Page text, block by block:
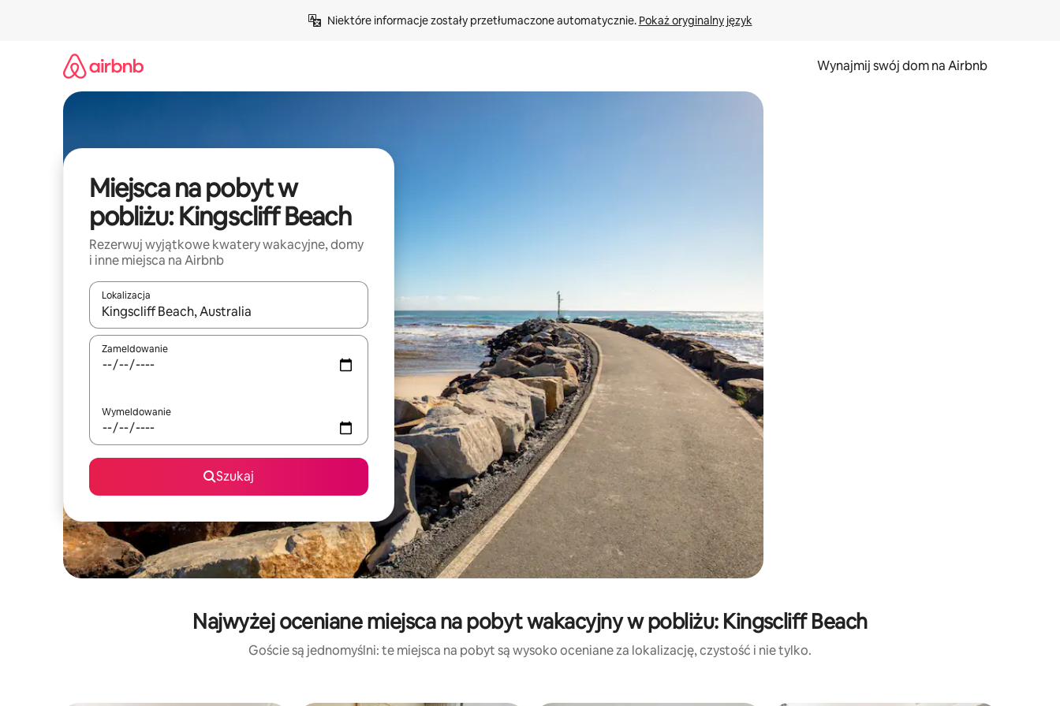
Niektóre informacje zostały przetłumaczone automatycznie. Pokaż oryginalny język
Wynajmij swój dom na Airbnb
Miejsca na pobyt w
pobliżu: Kingscliff Beach
Rezerwuj wyjątkowe kwatery wakacyjne, domy
i inne miejsca na Airbnb
Lokalizacja
Gdy wyniki będą dostępne, możesz poruszać się po nich za pomocą klawiszy strzałek w górę i w dół lub przeglądać je za pomocą gestów dotykowych lub przesuwania.
Zameldowanie
Wymeldowanie
Szukaj
Najwyżej oceniane miejsca na pobyt wakacyjny w pobliżu: Kingscliff Beach
Goście są jednomyślni: te miejsca na pobyt są wysoko oceniane za lokalizację, czystość i nie tylko.